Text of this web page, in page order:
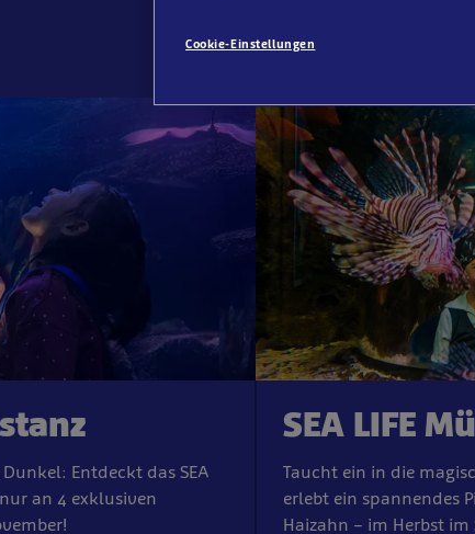
Entdeckt das SEA
an 4 exklusiven
SEA LIFE
Taucht ein in die
erlebt ein spannendes
Haizahn – im Herbst im
Cookie-Einstellungen